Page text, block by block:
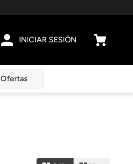
INICIAR SESIÓN
Ofertas